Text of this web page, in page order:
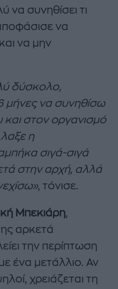
να συνηθίσει τι
να
να μην
δύσκολο,
μήνες να συνηθίσω
στον οργανισμό
η
σιγά-σιγά
στην αρχή, αλλά
, τόνισε.
Μπεκιάρη,
αρκετά
την περίπτωση
ένα μετάλλιο. Αν
χρειάζεται τη